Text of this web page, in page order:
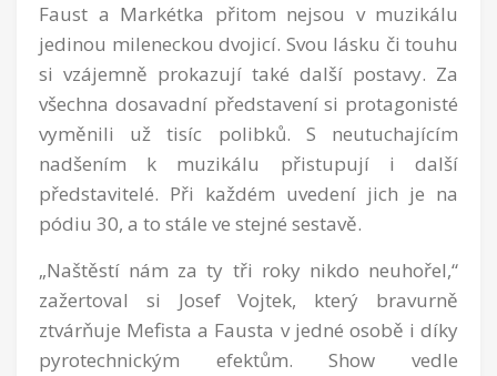
Faust a Markétka přitom nejsou v muzikálu
jedinou mileneckou dvojicí. Svou lásku či touhu
si vzájemně prokazují také další postavy. Za
všechna dosavadní představení si protagonisté
vyměnili už tisíc polibků. S neutuchajícím
nadšením k muzikálu přistupují i další
představitelé. Při každém uvedení jich je na
pódiu 30, a to stále ve stejné sestavě.
„Naštěstí nám za ty tři roky nikdo neuhořel,“
zažertoval si Josef Vojtek, který bravurně
ztvárňuje Mefista a Fausta v jedné osobě i díky
pyrotechnickým efektům. Show vedle